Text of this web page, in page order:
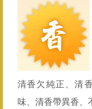
清香欠純正、清
味、清香帶異香、